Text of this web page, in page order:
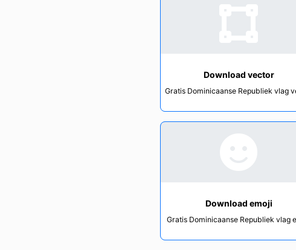
Download vector
Gratis Dominicaanse Republiek vlag
Download emoji
Gratis Dominicaanse Republiek vlag